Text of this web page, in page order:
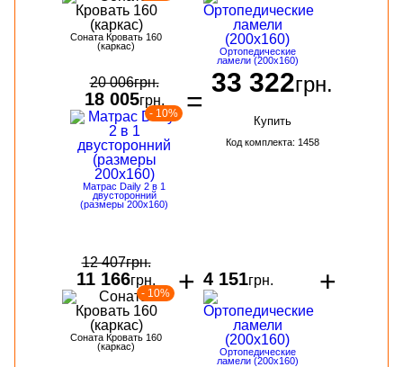
Соната Кровать 160
(каркас)
Ортопедические
ламели (200х160)
20 006грн.
18 005грн.
- 10%
Матрас Daily 2 в 1
двусторонний
(размеры 200х160)
=
33 322грн.
Купить
Код комплекта: 1458
12 407грн.
11 166грн.
- 10%
Соната Кровать 160
(каркас)
+ 4 151грн.
Ортопедические
ламели (200х160)
+